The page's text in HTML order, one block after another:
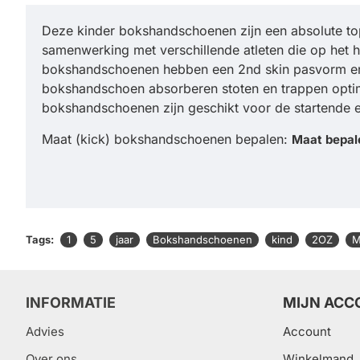
Deze kinder bokshandschoenen zijn een absolute
samenwerking met verschillende atleten die op het
bokshandschoenen hebben een 2nd skin pasvorm
bokshandschoen absorberen stoten en trappen
bokshandschoenen zijn geschikt voor de startende
Maat (kick) bokshandschoenen bepalen: Maat
Tags: 1 5 jaar Bokshandschoenen kind 2OZ
INFORMATIE
Advies
MIJN
Account